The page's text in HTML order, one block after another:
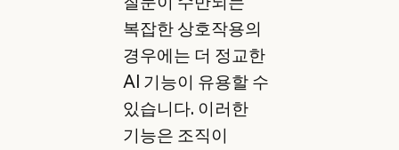
복잡한 상호작용의
경우에는 더 정교한
AI 기능이 유용할 수
있습니다. 이러한
기능은 조직이